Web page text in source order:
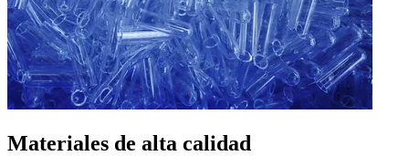
Materiales de alta calidad